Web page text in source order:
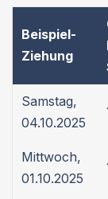
Beispiel-
Ziehung
Samstag,
04.10.2025
Mittwoch,
01.10.2025